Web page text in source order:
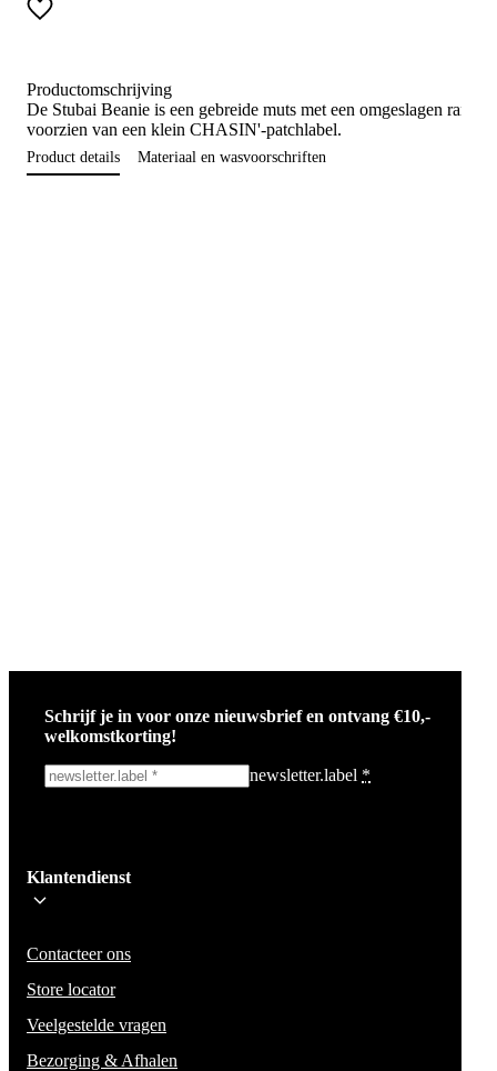
Productomschrijving
De Stubai Beanie is een gebreide muts met een omgeslagen rand,
voorzien van een klein CHASIN'-patchlabel.
Product details Materiaal en wasvoorschriften
Schrijf je in voor onze nieuwsbrief en ontvang €10,-
welkomstkorting!
newsletter.label *
Wees op de hoogte voor het laatste nieuws, campagnes en acties. We
mail niet delen en geen spam verzenden.
Klantendienst
Contacteer ons
Store locator
Veelgestelde vragen
Bezorging & Afhalen